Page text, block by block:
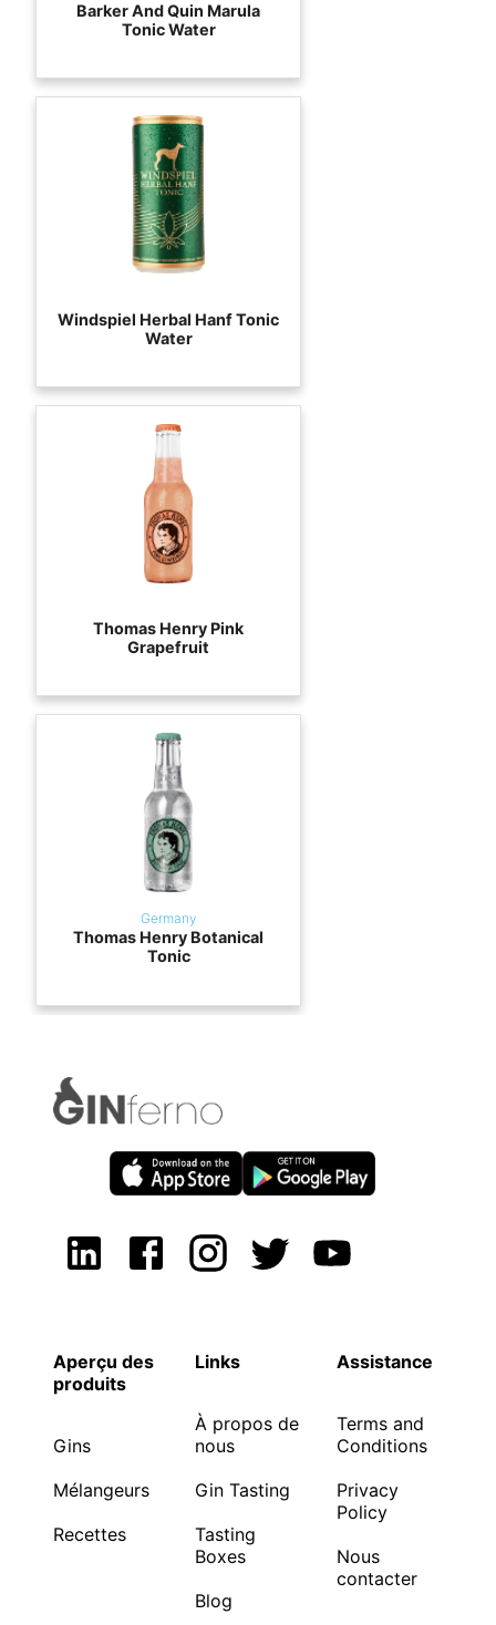
Barker And Quin Marula
Tonic Water
Windspiel Herbal Hanf Tonic
Water
Thomas Henry Pink
Grapefruit
Germany
Thomas Henry Botanical
Tonic
Aperçu des
produits
Gins
Mélangeurs
Recettes
Links
À propos de
nous
Gin Tasting
Tasting
Boxes
Blog
Assistance
Terms and
Conditions
Privacy
Policy
Nous
contacter